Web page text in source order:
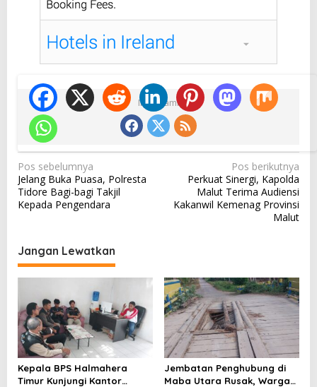
Ikuti Kami
N
a
v
g
a
s
i
p
o
s
Pos sebelumnya
Jelang Buka Puasa, Polresta
Tidore Bagi-bagi Takjil
Kepada Pengendara
Pos berikutnya
Perkuat Sinergi, Kapolda
Malut Terima Audiensi
Kakanwil Kemenag Provinsi
Malut
Jangan Lewatkan
Kepala BPS Halmahera
Timur Kunjungi Kantor
Jembatan Penghubung di
Maba Utara Rusak, Warga